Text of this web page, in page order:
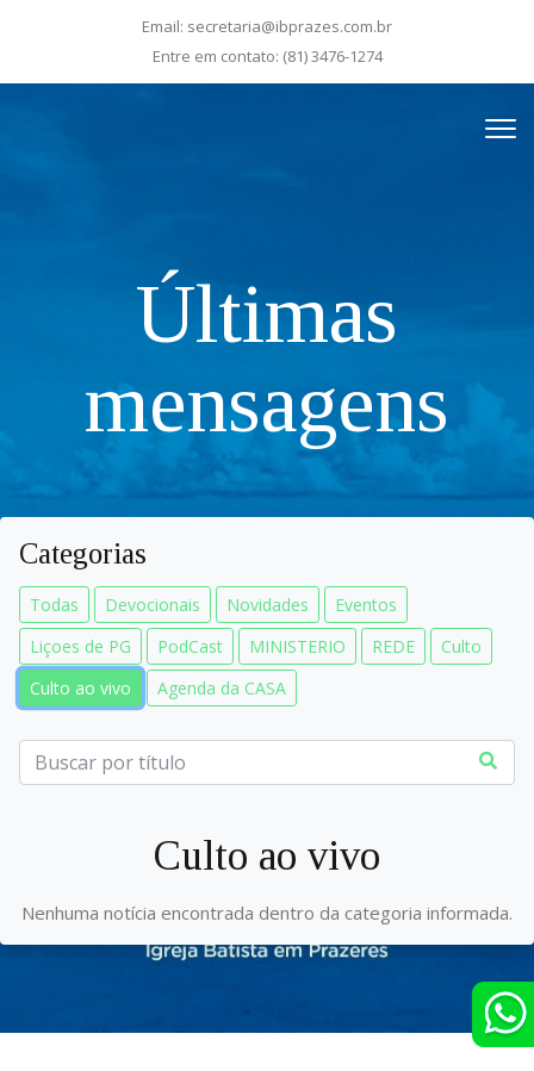
Email: secretaria@ibprazes.com.br
Entre em contato: (81) 3476-1274
Últimas
mensagens
Categorias
Todas Devocionais Novidades
Eventos
Liçoes de PG
PodCast MINISTERIO REDE
Culto
Culto ao vivo
Agenda da CASA
Culto ao vivo
Nenhuma notícia encontrada dentro da categoria informada.